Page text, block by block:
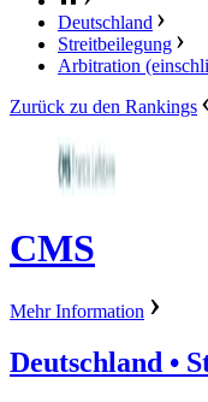
Deutschland
Streitbeilegung
Arbitration
Zurück zu den Rankings
CMS
Mehr Information
Deutschland •